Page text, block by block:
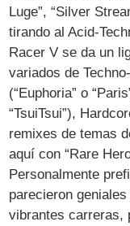
Luge”, “Silver
tirando al Acid-
Racer V se da un
variados de
(“Euphoria” o
“TsuiTsui”),
remixes de temas
aquí con “Rare
Personalmente
parecieron
vibrantes carreras,